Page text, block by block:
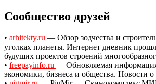
Сообщество друзей
• arhitekty.ru — Обзор зодчества и
уголках планеты. Интернет дневник
будущих проектов строений
• freepayinfo.ru — Обновляемая
экономики, бизнеса и общества. Новости